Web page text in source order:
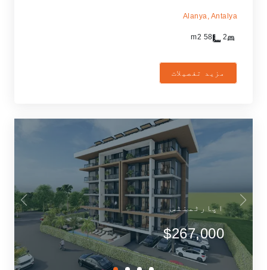
Alanya, Antalya
2
58
مزید تفصیلات
اپارٹمنٹس
$267,000